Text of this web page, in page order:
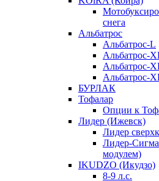
снега
Альбатрос
Альбатрос-L
Альбатрос-
Альбатрос-
Альбатрос-
БУРЛАК
Тофалар
Опции к
Лидер (Ижевск)
Лидер
Лидер-
модулем)
IKUDZO (Икудзо)
8-9 л.с.